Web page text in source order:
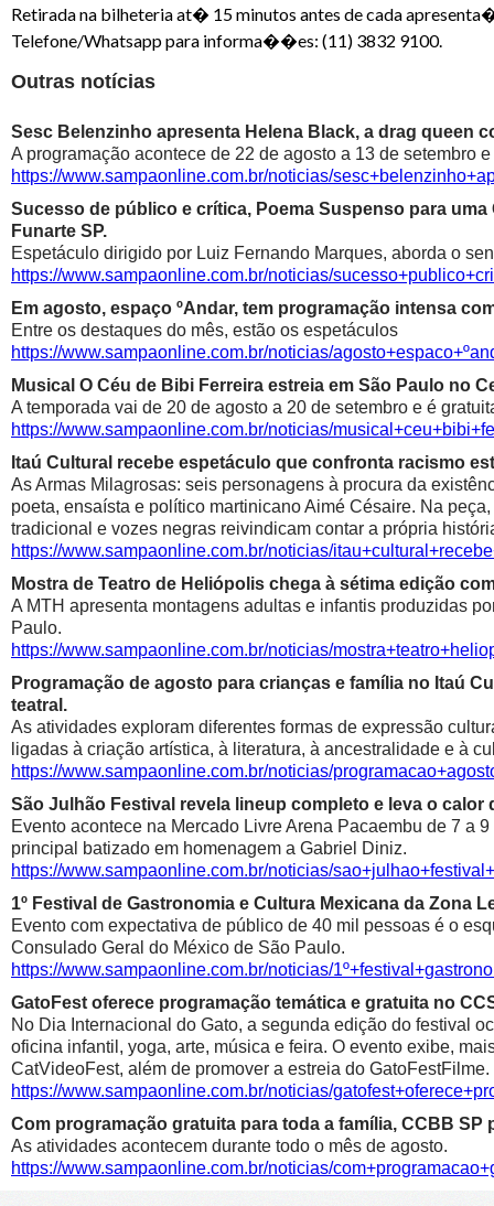
Retirada na bilheteria at� 15 minutos antes de cada
Telefone/Whatsapp para informa��es: (11) 3832 9100.
Outras notícias
Sesc Belenzinho apresenta Helena Black, a drag queen
A programação acontece de 22 de agosto a 13 de setembro
https://www.sampaonline.com.br/noticias/
Sucesso de público e crítica, Poema Suspenso para
Funarte SP.
Espetáculo dirigido por Luiz Fernando Marques, aborda o
https://www.sampaonline.com.br/noticias/
Em agosto, espaço ºAndar, tem programação intensa
Entre os destaques do mês, estão os espetáculos
https://www.sampaonline.com.br/noticias/
Musical O Céu de Bibi Ferreira estreia em São Paulo no
A temporada vai de 20 de agosto a 20 de setembro e é
https://www.sampaonline.com.br/noticias/
Itaú Cultural recebe espetáculo que confronta racismo
As Armas Milagrosas: seis personagens à procura da
poeta, ensaísta e político martinicano Aimé Césaire. Na
tradicional e vozes negras reivindicam contar a própria
https://www.sampaonline.com.br/noticias/
Mostra de Teatro de Heliópolis chega à sétima edição
A MTH apresenta montagens adultas e infantis produzidas
Paulo.
https://www.sampaonline.com.br/noticias/
Programação de agosto para crianças e família no Itaú
teatral.
As atividades exploram diferentes formas de expressão
ligadas à criação artística, à literatura, à ancestralidade e à
https://www.sampaonline.com.br/noticias/
São Julhão Festival revela lineup completo e leva o calor
Evento acontece na Mercado Livre Arena Pacaembu de 7 a
principal batizado em homenagem a Gabriel Diniz.
https://www.sampaonline.com.br/noticias/
1º Festival de Gastronomia e Cultura Mexicana da Zona
Evento com expectativa de público de 40 mil pessoas é o
Consulado Geral do México de São Paulo.
https://www.sampaonline.com.br/noticias/
GatoFest oferece programação temática e gratuita no
No Dia Internacional do Gato, a segunda edição do festival
oficina infantil, yoga, arte, música e feira. O evento exibe,
CatVideoFest, além de promover a estreia do GatoFestFilme.
https://www.sampaonline.com.br/noticias/
Com programação gratuita para toda a família, CCBB
As atividades acontecem durante todo o mês de agosto.
https://www.sampaonline.com.br/noticias/